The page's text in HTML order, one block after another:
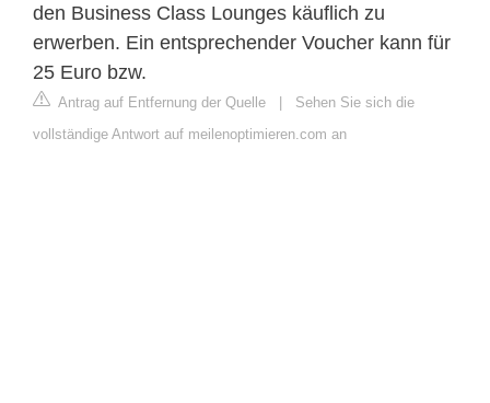
den Business Class Lounges käuflich zu
erwerben. Ein entsprechender Voucher kann für
25 Euro bzw.
Antrag auf Entfernung der Quelle | Sehen Sie sich die
vollständige Antwort auf meilenoptimieren.com an